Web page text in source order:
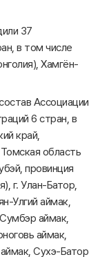
37
в том числе
Хамгён-
Ассоциации
6 стран, в
край,
область
провинция
г. Улан-Батор,
Улгий аймак,
аймак,
аймак,
Сухэ-Батор